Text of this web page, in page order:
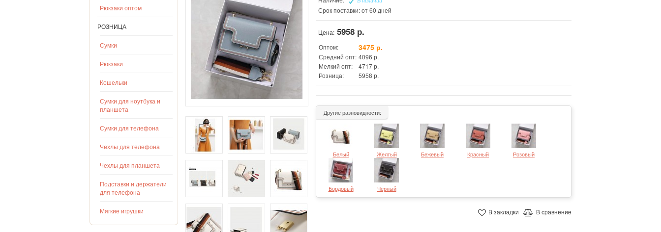
Рюкзаки оптом
РОЗНИЦА
Сумки
Рюкзаки
Кошельки
Сумки для ноутбука и
планшета
Сумки для телефона
Чехлы для телефона
Чехлы для планшета
Подставки и держатели
для телефона
Мягкие игрушки
Срок поставки: от 60 дней
Цена: 5958 р.
Оптом: 3475 р.
Средний опт: 4096 р.
Мелкий опт:
4717 р.
Розница:
5958 р.
Другие разновидности:
Белый Желтый Бежевый Красный Розовый
Бордовый Черный
В закладки В сравнение